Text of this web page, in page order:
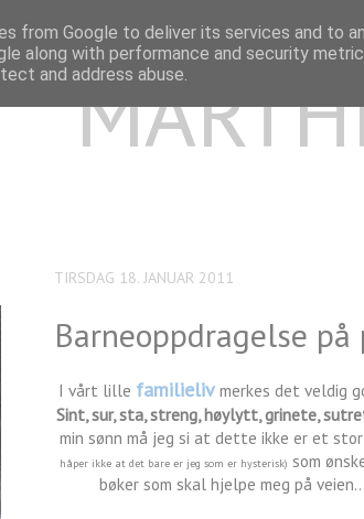
TIRSDAG 18. JANUAR 2011
Barneoppdragelse på
I vårt lille familielivmerkes det veldig
Sint, sur, sta, streng, høylytt, grinete,
min sønn må jeg si at dette ikke er et
håper ikke at det bare er jeg som er hysterisk) som
bøker som skal hjelpe meg på
from Google to deliver its services and to
along with performance and security
and address abuse.